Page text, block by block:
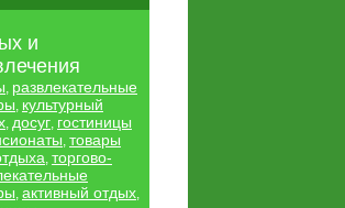
и
, развлекательные
, культурный
, досуг, гостиницы
, товары
, торгово-
, активный отдых,